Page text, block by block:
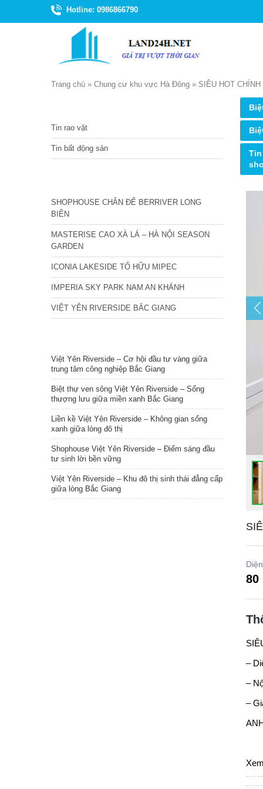
Hotline: 0986866790
Trang chủ » Chung cư khu vực Hà Đông » SIÊU HOT
80
–
–
–
Tin rao vặt
Tin bất động sản
SHOPHOUSE CHÂN ĐẾ BERRIVER LONG
BIÊN
MASTERISE CAO XÀ LÁ – HÀ NỘI SEASON
GARDEN
ICONIA LAKESIDE TỐ HỮU MIPEC
IMPERIA SKY PARK NAM AN KHÁNH
VIỆT YÊN RIVERSIDE BẮC GIANG
Việt Yên Riverside – Cơ hội đầu tư vàng giữa
trung tâm công nghiệp Bắc Giang
Biệt thự ven sông Việt Yên Riverside – Sống
thượng lưu giữa miền xanh Bắc Giang
Liền kề Việt Yên Riverside – Không gian sống
xanh giữa lòng đô thị
Shophouse Việt Yên Riverside – Điểm sáng đầu
tư sinh lời bền vững
Việt Yên Riverside – Khu đô thị sinh thái đẳng cấp
giữa lòng Bắc Giang